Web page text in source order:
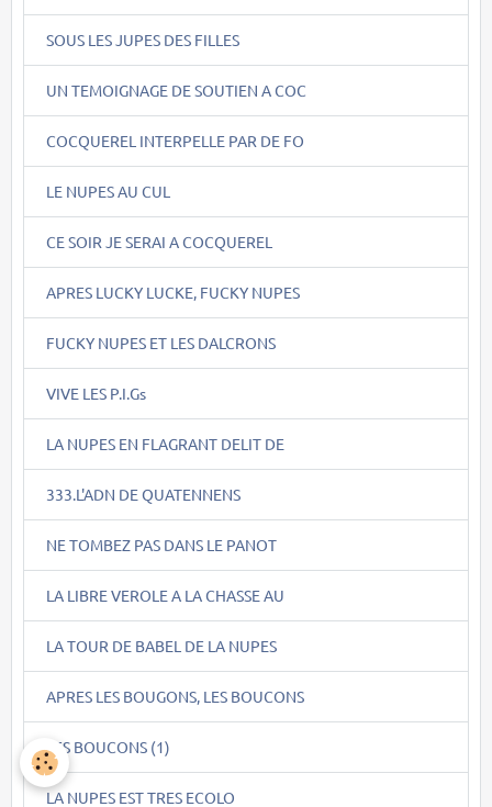
SOUS LES JUPES DES FILLES
UN TEMOIGNAGE DE SOUTIEN A COC
COCQUEREL INTERPELLE PAR DE FO
LE NUPES AU CUL
CE SOIR JE SERAI A COCQUEREL
APRES LUCKY LUCKE, FUCKY NUPES
FUCKY NUPES ET LES DALCRONS
VIVE LES P.I.Gs
LA NUPES EN FLAGRANT DELIT DE
333.L'ADN DE QUATENNENS
NE TOMBEZ PAS DANS LE PANOT
LA LIBRE VEROLE A LA CHASSE AU
LA TOUR DE BABEL DE LA NUPES
APRES LES BOUGONS, LES BOUCONS
LES BOUCONS (1)
LA NUPES EST TRES ECOLO